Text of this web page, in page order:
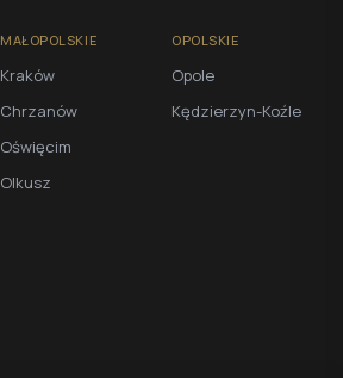
MAŁOPOLSKIE
Kraków
Chrzanów
Oświęcim
Olkusz
OPOLSKIE
Opole
Kędzierzyn-Koźle